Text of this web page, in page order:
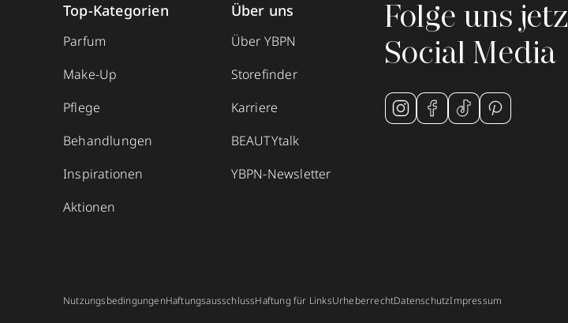
Top-Kategorien
Parfum
Make-Up
Pflege
Behandlungen
Inspirationen
Aktionen
Über uns
Über YBPN
Storefinder
Karriere
BEAUTYtalk
YBPN-Newsletter
Folge uns
Social Media
NutzungsbedingungenHaftungsausschlussHaftung für LinksUrheberrechtDatenschutzImpressum